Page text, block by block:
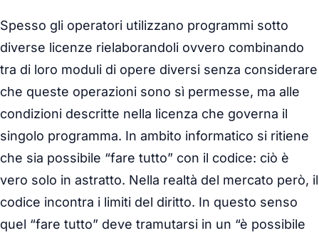
Spesso gli operatori utilizzano programmi sotto
diverse licenze rielaborandoli ovvero combinando
tra di loro moduli di opere diversi senza considerare
che queste operazioni sono sì permesse, ma alle
condizioni descritte nella licenza che governa il
singolo programma. In ambito informatico si ritiene
che sia possibile “fare tutto” con il codice: ciò è
vero solo in astratto. Nella realtà del mercato però, il
codice incontra i limiti del diritto. In questo senso
quel “fare tutto” deve tramutarsi in un “è possibile